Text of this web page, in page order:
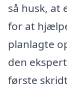
så husk, at
for at
planlagte
den
første